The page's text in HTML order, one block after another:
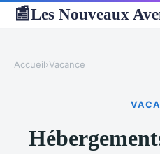
📰Les Nouveaux
Accueil›Vacance